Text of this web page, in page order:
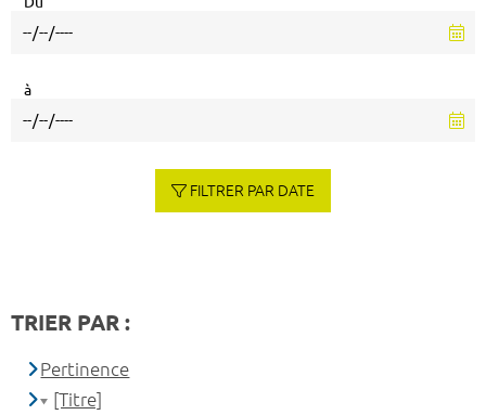
à
FILTRER PAR DATE
TRIER PAR :
Pertinence
[Titre]